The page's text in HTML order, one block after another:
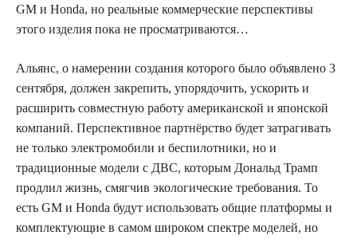
GM и Honda, но реальные коммерческие перспективы
этого изделия пока не просматриваются…
Альянс, о намерении создания которого было объявлено 3
сентября, должен закрепить, упорядочить, ускорить и
расширить совместную работу американской и японской
компаний. Перспективное партнёрство будет затрагивать
не только электромобили и беспилотники, но и
традиционные модели с ДВС, которым Дональд Трамп
продлил жизнь, смягчив экологические требования. То
есть GM и Honda будут использовать общие платформы и
комплектующие в самом широком спектре моделей, но